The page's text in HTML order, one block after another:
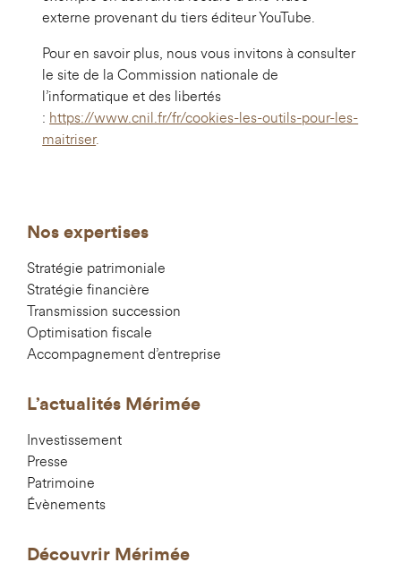
externe provenant du tiers éditeur YouTube.
Pour en savoir plus, nous vous invitons à consulter
le site de la Commission nationale de
l’informatique et des libertés
: https://www.cnil.fr/fr/cookies-les-outils-pour-les-
maitriser.
Nos expertises
Stratégie patrimoniale
Stratégie financière
Transmission succession
Optimisation fiscale
Accompagnement d’entreprise
L’actualités Mérimée
Investissement
Presse
Patrimoine
Évènements
Découvrir Mérimée